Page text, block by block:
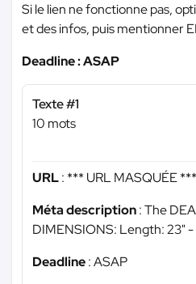
Si le lien ne fonctionne pas,
et des infos, puis mentionner
Deadline : ASAP
Texte #1
10 mots
URL: *** URL MASQUÉE ***
Méta description: The
DIMENSIONS: Length: 23"
Deadline: ASAP